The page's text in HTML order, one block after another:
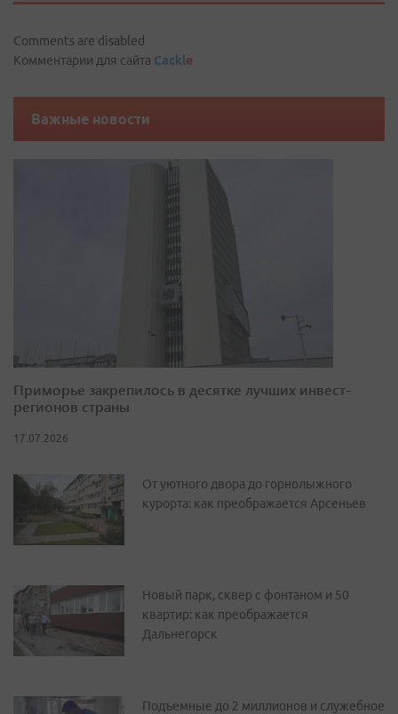
Comments are disabled
Комментарии для сайта Cackle
Важные новости
Приморье закрепилось в десятке лучших инвест-
регионов страны
17.07.2026
От уютного двора до горнолыжного
курорта: как преображается Арсеньев
Новый парк, сквер с фонтаном и 50
квартир: как преображается
Дальнегорск
Подъемные до 2 миллионов и служебное